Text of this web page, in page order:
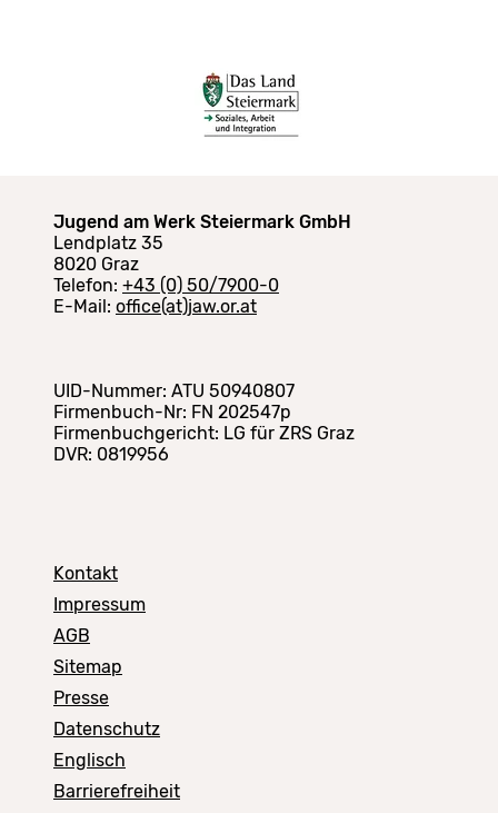
Jugend am Werk Steiermark GmbH
Lendplatz 35
8020 Graz
Telefon: +43 (0) 50/7900-0
E-Mail: office(at)jaw.or.at
UID-Nummer: ATU 50940807
Firmenbuch-Nr: FN 202547p
Firmenbuchgericht: LG für ZRS Graz
DVR: 0819956
Kontakt
Impressum
AGB
Sitemap
Presse
Datenschutz
Englisch
Barrierefreiheit